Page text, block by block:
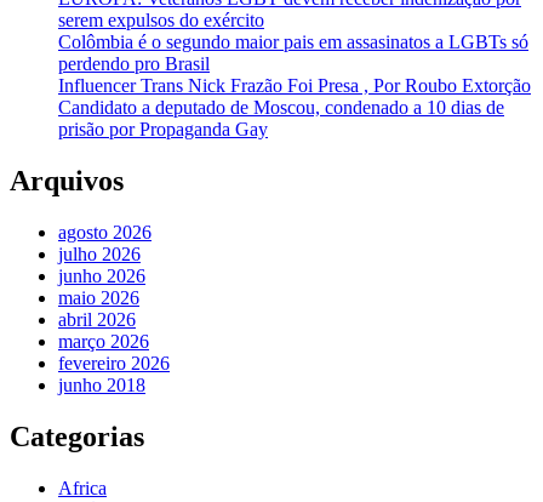
serem expulsos do exército
Colômbia é o segundo maior pais em assasinatos a LGBTs só
perdendo pro Brasil
Influencer Trans Nick Frazão Foi Presa , Por Roubo Extorção
Candidato a deputado de Moscou, condenado a 10 dias de
prisão por Propaganda Gay
Arquivos
agosto 2026
julho 2026
junho 2026
maio 2026
abril 2026
março 2026
fevereiro 2026
junho 2018
Categorias
Africa